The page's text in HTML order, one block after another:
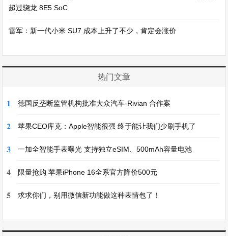
超过骁龙 8E5 SoC
雷军：新一代小米 SU7 成本上升了不少，肯定会涨价
热门文章
1 德国反垄断监管机构批准大众汽车-Rivian 合作案
2 苹果CEO库克：Apple智能很强 终于能让我们少刷手机了
3 一加全智能手表曝光 支持独立eSIM、500mAh容量电池
4 限量抢购 苹果iPhone 16全系官方降价500元
5 求求你们，别用微信新功能做这种表情包了！